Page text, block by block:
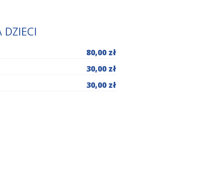
80,00 zł
30,00 zł
30,00 zł